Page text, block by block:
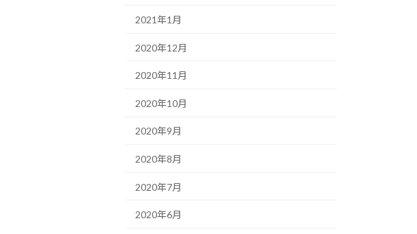
2021年1月
2020年12月
2020年11月
2020年10月
2020年9月
2020年8月
2020年7月
2020年6月